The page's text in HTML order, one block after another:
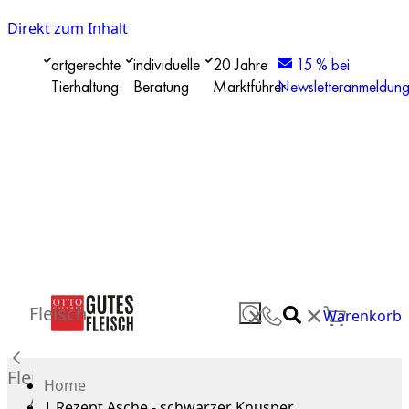
Direkt zum Inhalt
artgerechte
Tierhaltung
individuelle
Beratung
20 Jahre
Marktführer
15 % bei
Newsletteranmeldung
✕ ✕Warenkorb
Fleisch
Fleisch
Alle
Home